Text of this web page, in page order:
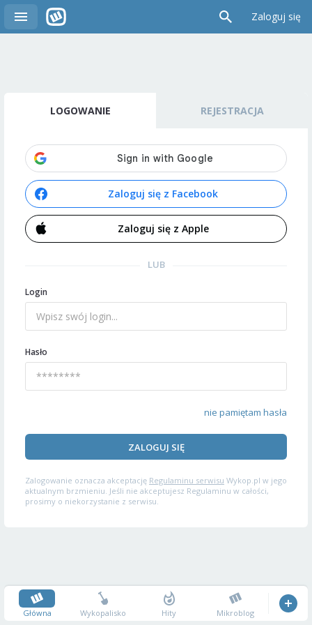
Zaloguj się
LOGOWANIE REJESTRACJA
Zaloguj się z Facebook
Zaloguj się z Apple
LUB
Login
Hasło
nie pamiętam hasła
ZALOGUJ SIĘ
Zalogowanie oznacza akceptację Regulaminu serwisu Wykop.pl w jego
aktualnym brzmieniu. Jeśli nie akceptujesz Regulaminu w całości,
prosimy o niekorzystanie z serwisu.
Główna Wykopalisko Hity Mikroblog